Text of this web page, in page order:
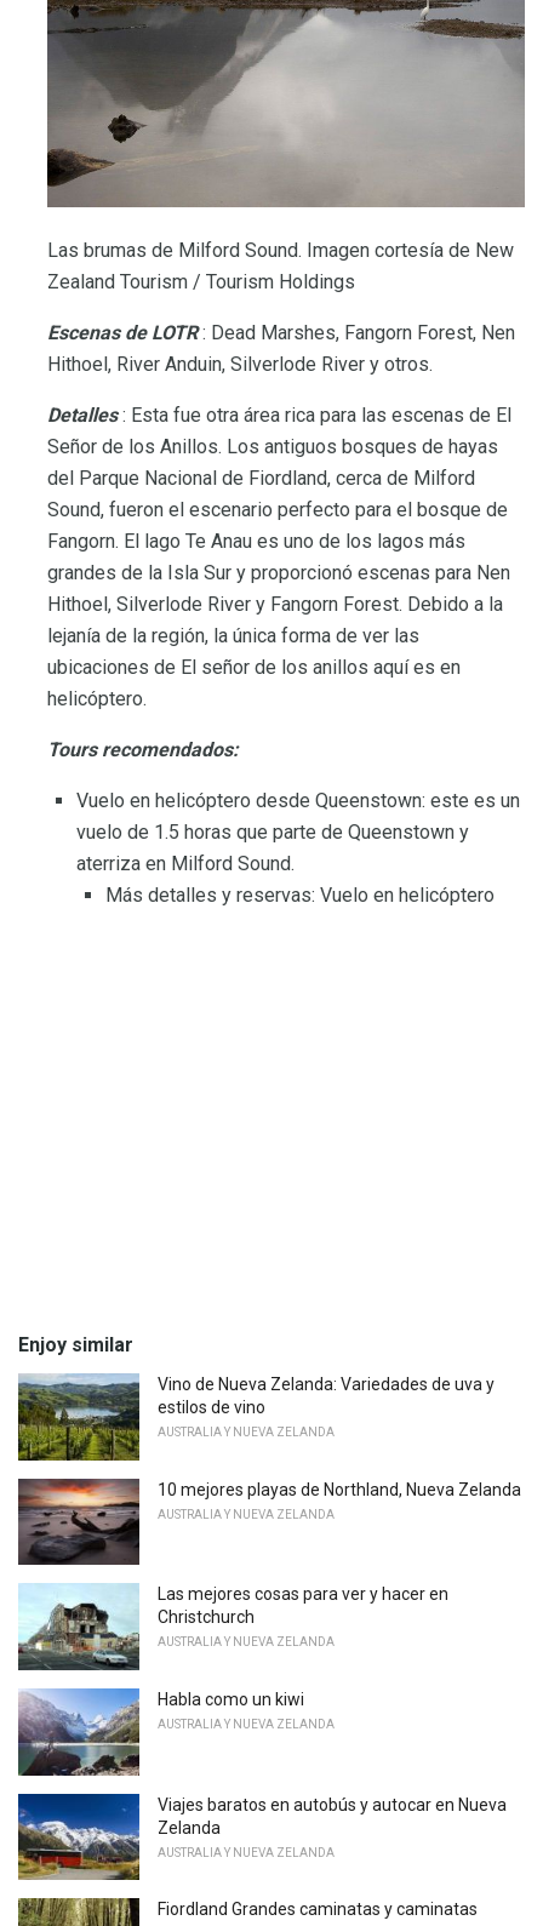
Las brumas de Milford Sound. Imagen cortesía de New
Zealand Tourism / Tourism Holdings
Escenas de LOTR: Dead Marshes, Fangorn Forest, Nen
Hithoel, River Anduin, Silverlode River y otros.
Detalles: Esta fue otra área rica para las escenas de El
Señor de los Anillos. Los antiguos bosques de hayas
del Parque Nacional de Fiordland, cerca de Milford
Sound, fueron el escenario perfecto para el bosque de
Fangorn. El lago Te Anau es uno de los lagos más
grandes de la Isla Sur y proporcionó escenas para Nen
Hithoel, Silverlode River y Fangorn Forest. Debido a la
lejanía de la región, la única forma de ver las
ubicaciones de El señor de los anillos aquí es en
helicóptero.
Tours recomendados:
Vuelo en helicóptero desde Queenstown: este es un
vuelo de 1.5 horas que parte de Queenstown y
aterriza en Milford Sound.
Más detalles y reservas: Vuelo en helicóptero
Enjoy similar
Vino de Nueva Zelanda: Variedades de uva y
estilos de vino
AUSTRALIA Y NUEVA ZELANDA
10 mejores playas de Northland, Nueva Zelanda
AUSTRALIA Y NUEVA ZELANDA
Las mejores cosas para ver y hacer en
Christchurch
AUSTRALIA Y NUEVA ZELANDA
Habla como un kiwi
AUSTRALIA Y NUEVA ZELANDA
Viajes baratos en autobús y autocar en Nueva
Zelanda
AUSTRALIA Y NUEVA ZELANDA
Fiordland Grandes caminatas y caminatas